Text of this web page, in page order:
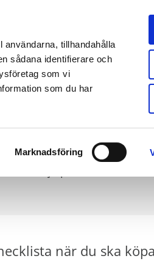
tillhandahålla
sådana identifierare och
som vi
som du har
Marknadsföring
Fastighet Kontakt &
att välja rätt.
när du ska